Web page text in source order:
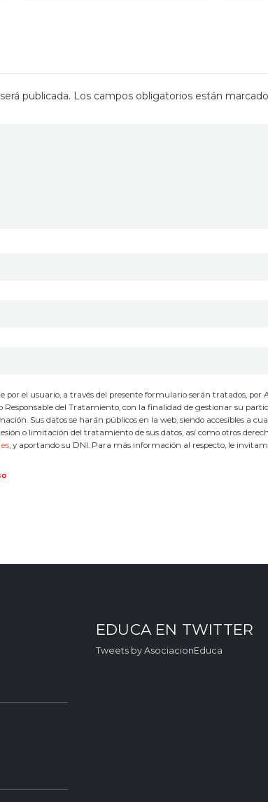
publicada. Los campos obligatorios están
por el usuario, a través del presente formulario serán tratados, por
del Tratamiento, con la finalidad de gestionar su
Sus datos se harán públicos en la web, siendo accesibles a
o limitación del tratamiento de sus datos, así como otros
, y aportando su DNI. Para más información al respecto, le
EDUCA EN TWITTER
Tweets by AsociacionEduca